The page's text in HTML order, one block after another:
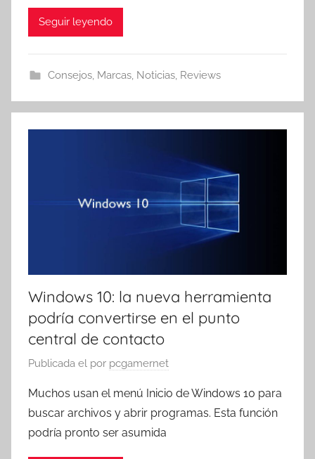
Seguir leyendo
Consejos, Marcas, Noticias, Reviews
Windows 10: la nueva herramienta
podría convertirse en el punto
central de contacto
Publicada el por pcgamernet
Muchos usan el menú Inicio de Windows 10 para
buscar archivos y abrir programas. Esta función
podría pronto ser asumida